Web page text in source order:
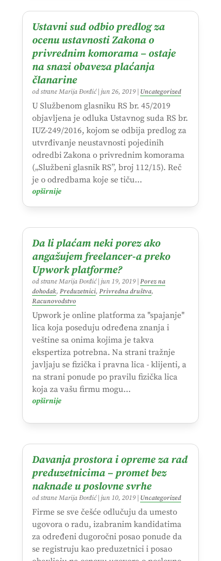
Ustavni sud odbio predlog za
ocenu ustavnosti Zakona o
privrednim komorama – ostaje
na snazi obaveza plaćanja
članarine
od straneMarija Đorđić| jun 26, 2019| Uncategorized
U Službenom glasniku RS br. 45/2019
objavljena je odluka Ustavnog suda RS br.
IUZ-249/2016, kojom se odbija predlog za
utvrđivanje neustavnosti pojedinih
odredbi Zakona o privrednim komorama
(„Službeni glasnik RS”, broj 112/15). Reč
je o odredbama koje se tiču...
opširnije
Da li plaćam neki porez ako
angažujem freelancer-a preko
Upwork platforme?
od straneMarija Đorđić| jun 19, 2019| Porez na
dohodak, Preduzetnici, Privredna društva,
Racunovodstvo
Upwork je online platforma za "spajanje"
lica koja poseduju određena znanja i
veštine sa onima kojima je takva
ekspertiza potrebna. Na strani tražnje
javljaju se fizička i pravna lica - klijenti, a
na strani ponude po pravilu fizička lica
koja za vašu firmu mogu...
opširnije
Davanja prostora i opreme za rad
preduzetnicima – promet bez
naknade u poslovne svrhe
od straneMarija Đorđić| jun 10, 2019| Uncategorized
Firme se sve češće odlučuju da umesto
ugovora o radu, izabranim kandidatima
za određeni dugoročni posao ponude da
se registruju kao preduzetnici i posao